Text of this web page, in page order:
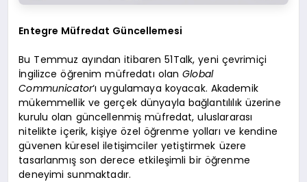
Entegre Müfredat Güncellemesi
Bu Temmuz ayından itibaren 51Talk, yeni çevrimiçi
İngilizce öğrenim müfredatı olanGlobal
Communicator‘ı uygulamaya koyacak. Akademik
mükemmellik ve gerçek dünyayla bağlantılılık üzerine
kurulu olan güncellenmiş müfredat, uluslararası
nitelikte içerik, kişiye özel öğrenme yolları ve kendine
güvenen küresel iletişimciler yetiştirmek üzere
tasarlanmış son derece etkileşimli bir öğrenme
deneyimi sunmaktadır.